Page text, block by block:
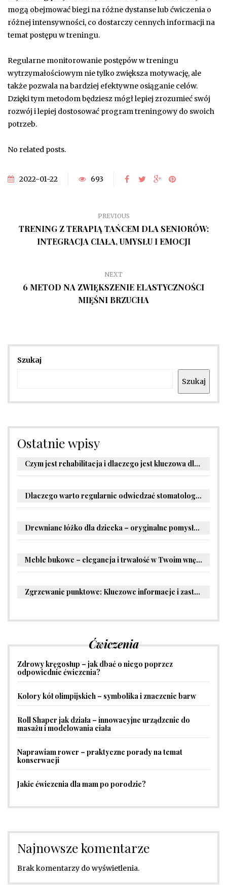
mogą obejmować biegi na różne dystanse lub ćwiczenia o
różnej intensywności, co dostarczy cennych informacji na
temat postępu w treningu.
Regularne monitorowanie postępów w treningu
wytrzymałościowym nie tylko zwiększa motywację, ale
także pozwala na bardziej efektywne osiąganie celów.
Dzięki tym metodom będziesz mógł lepiej zrozumieć swój
rozwój i lepiej dostosować program treningowy do swoich
potrzeb.
No related posts.
2022-01-22 693
PREVIOUS
TRENING Z TERAPIĄ TAŃCEM DLA SENIORÓW:
INTEGRACJA CIAŁA, UMYSŁU I EMOCJI
NEXT
6 METOD NA ZWIĘKSZENIE ELASTYCZNOŚCI
MIĘŚNI BRZUCHA
Szukaj
Szukaj
Ostatnie wpisy
Czym jest rehabilitacja i dlaczego jest kluczowa dla powrotu do zdrowia?
Dlaczego warto regularnie odwiedzać stomatologa?
Drewniane łóżko dla dziecka – oryginalne pomysły na aranżację pokoju malucha
Meble bukowe – elegancja i trwałość w Twoim wnętrzu
Zgrzewanie punktowe: Kluczowe informacje i zastosowania w przemyśle
Ćwiczenia
Zdrowy kręgosłup – jak dbać o niego poprzez
odpowiednie ćwiczenia?
Kolory kół olimpijskich – symbolika i znaczenie barw
Roll Shaper jak działa – innowacyjne urządzenie do
masażu i modelowania ciała
Naprawiam rower – praktyczne porady na temat
konserwacji
Jakie ćwiczenia dla mam po porodzie?
Najnowsze komentarze
Brak komentarzy do wyświetlenia.